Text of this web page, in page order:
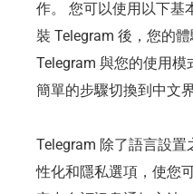
作。 您可以使用以下基
裝 Telegram 後，您的
Telegram 與您的使用
簡單的步驟切換到中文界
Telegram 除了語言設
性化和隱私選項，使您